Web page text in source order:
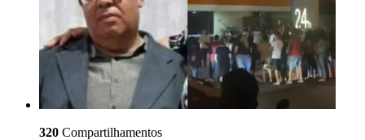
320 Compartilhamentos